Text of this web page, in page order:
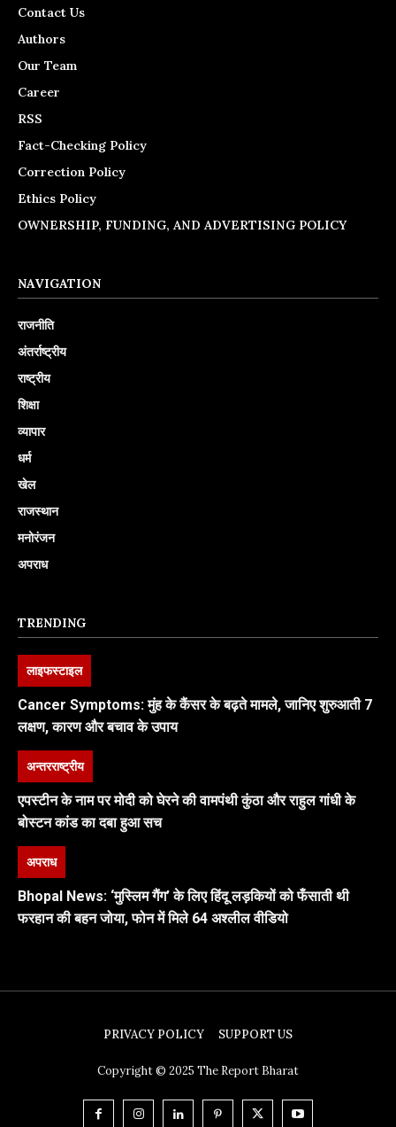
Contact Us
Authors
Our Team
Career
RSS
Fact-Checking Policy
Correction Policy
Ethics Policy
OWNERSHIP, FUNDING, AND ADVERTISING POLICY
NAVIGATION
राजनीति
अंतर्राष्ट्रीय
राष्ट्रीय
शिक्षा
व्यापार
धर्म
खेल
राजस्थान
मनोरंजन
अपराध
TRENDING
लाइफस्टाइल
Cancer Symptoms: मुंह के कैंसर के बढ़ते मामले, जानिए शुरुआती 7
लक्षण, कारण और बचाव के उपाय
अन्तरराष्ट्रीय
एपस्टीन के नाम पर मोदी को घेरने की वामपंथी कुंठा और राहुल गांधी के
बोस्टन कांड का दबा हुआ सच
अपराध
Bhopal News: ‘मुस्लिम गैंग’ के लिए हिंदू लड़कियों को फँसाती थी
फरहान की बहन जोया, फोन में मिले 64 अश्लील वीडियो
PRIVACY POLICY SUPPORT US
Copyright © 2025 The Report Bharat